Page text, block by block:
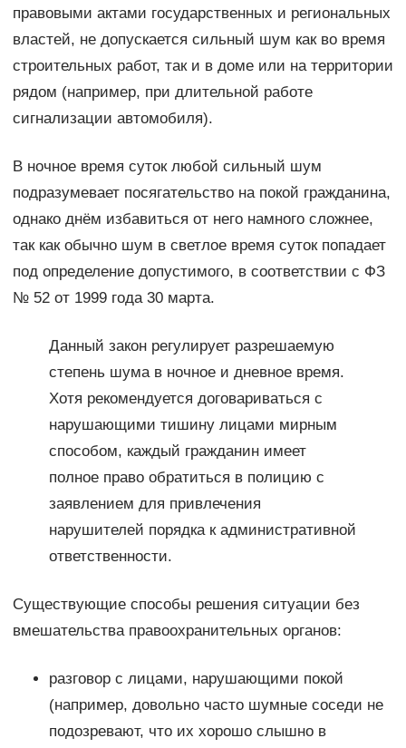
правовыми актами государственных и региональных
властей, не допускается сильный шум как во время
строительных работ, так и в доме или на территории
рядом (например, при длительной работе
сигнализации автомобиля).
В ночное время суток любой сильный шум
подразумевает посягательство на покой гражданина,
однако днём избавиться от него намного сложнее,
так как обычно шум в светлое время суток попадает
под определение допустимого, в соответствии с ФЗ
№ 52 от 1999 года 30 марта.
Данный закон регулирует разрешаемую
степень шума в ночное и дневное время.
Хотя рекомендуется договариваться с
нарушающими тишину лицами мирным
способом, каждый гражданин имеет
полное право обратиться в полицию с
заявлением для привлечения
нарушителей порядка к административной
ответственности.
Существующие способы решения ситуации без
вмешательства правоохранительных органов:
разговор с лицами, нарушающими покой
(например, довольно часто шумные соседи не
подозревают, что их хорошо слышно в